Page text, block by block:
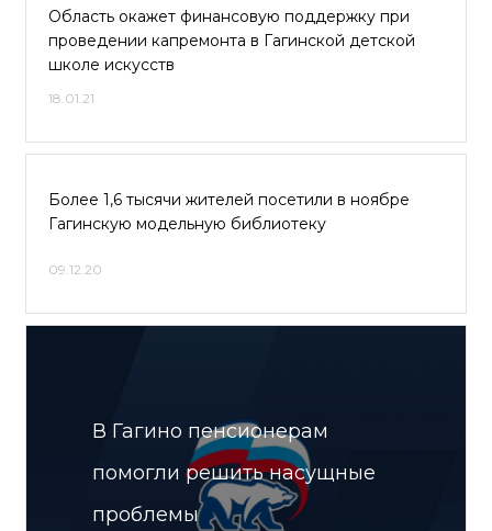
Область окажет финансовую поддержку при
проведении капремонта в Гагинской детской
школе искусств
18.01.21
Более 1,6 тысячи жителей посетили в ноябре
Гагинскую модельную библиотеку
09.12.20
В Гагино пенсионерам
помогли решить насущные
проблемы